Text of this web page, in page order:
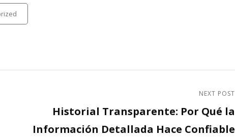
NEXT POST
Historial Transparente: Por Qué la
Información Detallada Hace Confiable